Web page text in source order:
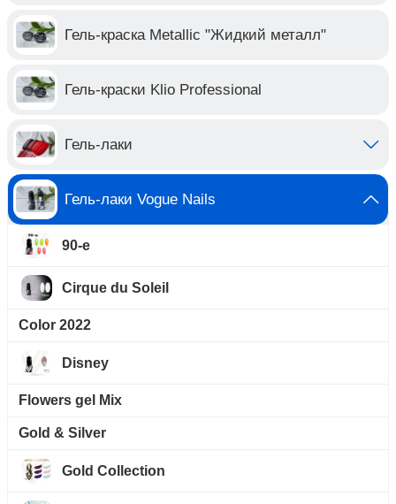
Гель-краска Metallic "Жидкий металл"
Гель-краски Klio Professional
Гель-лаки
Гель-лаки Vogue Nails
90-е
Cirque du Soleil
Color 2022
Disney
Flowers gel Mix
Gold & Silver
Gold Collection